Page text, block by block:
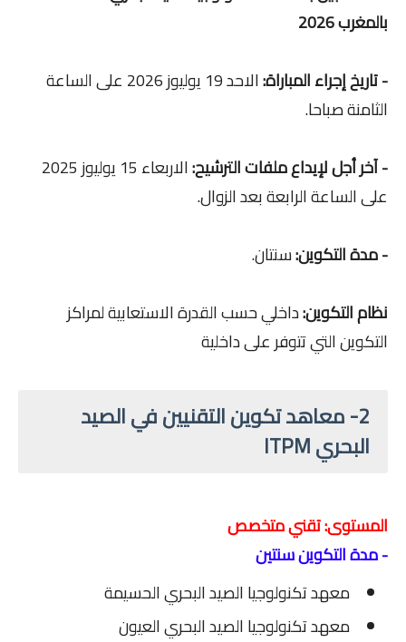
بالمغرب 2026
- تاريخ إجراء المباراة:
الاحد 19 يوليوز 2026 على الساعة
الثامنة صباحا.
- آخر أجل لإيداع ملفات الترشيح:
الاربعاء 15 يوليوز 2025
على الساعة الرابعة بعد الزوال.
- مدة التكوين:سنتان.
نظام التكوين:داخلي حسب القدرة الاستعابية لمراكز
التكوين التي تتوفر على داخلية
2- معاهد تكوين التقنيين في الصيد
البحري ITPM
المستوى: تقني متخصص
- مدة التكوين سنتين
معهد تكنولوجيا الصيد البحري الحسيمة
معهد تكنولوجيا الصيد البحري العيون